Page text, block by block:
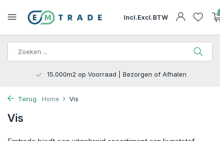
Incl.Excl.BTW
15.000m2 op Voorraad | Bezorgen of Afhalen
Terug Home Vis
Vis